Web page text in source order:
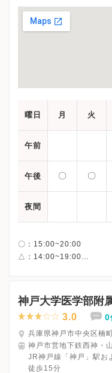
曜日 月 火
午前
午後 〇 〇
夜間
〇：15:00~20:00
△：14:00~19:00
神戸大学医学部附
3.0 0
兵庫県神戸市中央区楠
神戸市営地下鉄西神・
JR神戸線「神戸」駅お
徒歩15分